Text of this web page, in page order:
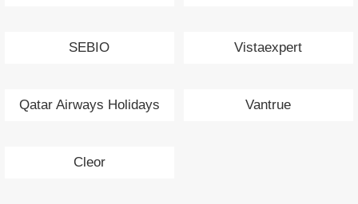
SEBIO Vistaexpert
Qatar Airways Holidays Vantrue
Cleor